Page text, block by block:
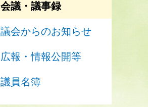
会議・議事録
議会からのお知らせ
広報・情報公開等
議員名簿